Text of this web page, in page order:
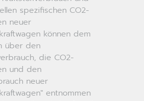
spezifischen CO2-
neuer
können dem
über den
die CO2-
und den
neuer
entnommen